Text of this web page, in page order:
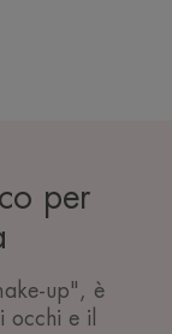
per
up", è
occhi e il